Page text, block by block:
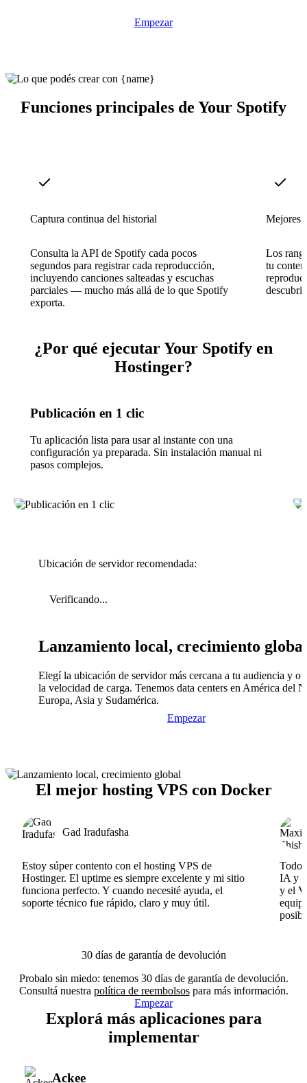
Empezar
Funciones principales de Your Spotify
Captura continua del historial
Consulta la API de Spotify cada pocos
segundos para registrar cada reproducción,
incluyendo canciones salteadas y escuchas
parciales — mucho más allá de lo que Spotify
exporta.
Mejores
Los
tu
¿Por qué ejecutar Your Spotify en
Hostinger?
Publicación en 1 clic
Tu aplicación lista para usar al instante con una
configuración ya preparada. Sin instalación manual ni
pasos complejos.
Ubicación de servidor recomendada:
Verificando...
Lanzamiento local, crecimiento global
Elegí la ubicación de servidor más cercana a tu audiencia y
la velocidad de carga. Tenemos data centers en América del
Europa, Asia y Sudamérica.
Empezar
El mejor hosting VPS con Docker
Gad Iradufasha
Estoy súper contento con el hosting VPS de
Hostinger. El uptime es siempre excelente y mi sitio
funciona perfecto. Y cuando necesité ayuda, el
soporte técnico fue rápido, claro y muy útil.
Todo
IA y
y el
30 días de garantía de devolución
Probalo sin miedo: tenemos 30 días de garantía de devolución.
Consultá nuestra política de reembolsospara más información.
Empezar
Explorá más aplicaciones para
implementar
Ackee